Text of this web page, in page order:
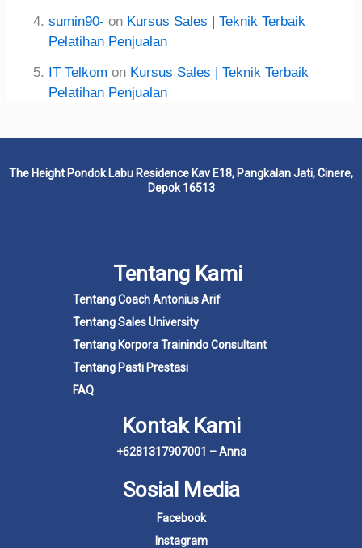
sumin90- on Kursus Sales | Teknik Terbaik
Pelatihan Penjualan
IT Telkom on Kursus Sales | Teknik Terbaik
Pelatihan Penjualan
The Height Pondok Labu Residence Kav E18, Pangkalan Jati, Cinere,
Depok 16513
Tentang Kami
Tentang Coach Antonius Arif
Tentang Sales University
Tentang Korpora Trainindo Consultant
Tentang Pasti Prestasi
FAQ
Kontak Kami
+6281317907001 – Anna
Sosial Media
Facebook
Instagram